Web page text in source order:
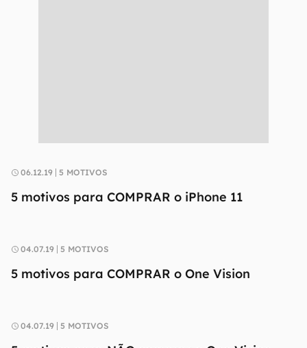
06.12.19 5 MOTIVOS
5 motivos para COMPRAR o iPhone 11
04.07.19 5 MOTIVOS
5 motivos para COMPRAR o One Vision
04.07.19 5 MOTIVOS